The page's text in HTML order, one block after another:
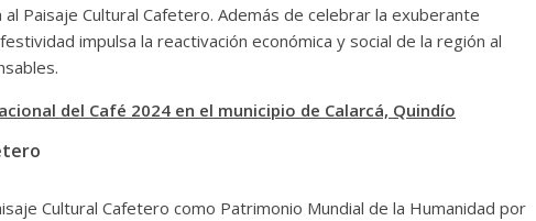
Paisaje Cultural Cafetero. Además de celebrar la exuberante
impulsa la reactivación económica y social de la región al
del Café 2024 en el municipio de Calarcá, Quindío
Cultural Cafetero como Patrimonio Mundial de la Humanidad por